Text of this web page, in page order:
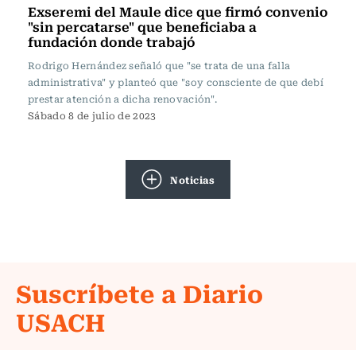
Exseremi del Maule dice que firmó convenio
"sin percatarse" que beneficiaba a
fundación donde trabajó
Rodrigo Hernández señaló que "se trata de una falla
administrativa" y planteó que "soy consciente de que debí
prestar atención a dicha renovación".
Sábado 8 de julio de 2023
Noticias